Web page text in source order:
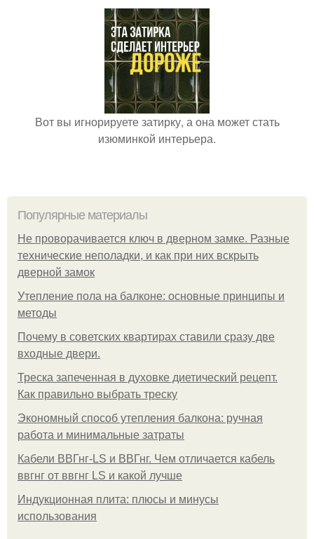
Вот вы игнорируете затирку, а она может стать
изюминкой интерьера.
Популярные материалы
Не проворачивается ключ в дверном замке. Разные
технические неполадки, и как при них вскрыть
дверной замок
Утепление пола на балконе: основные принципы и
методы
Почему в советских квартирах ставили сразу две
входные двери.
Треска запеченная в духовке диетический рецепт.
Как правильно выбрать треску
Экономный способ утепления балкона: ручная
работа и минимальные затраты
Кабели ВВГнг-LS и ВВГнг. Чем отличается кабель
ввгнг от ввгнг LS и какой лучше
Индукционная плита: плюсы и минусы
использования